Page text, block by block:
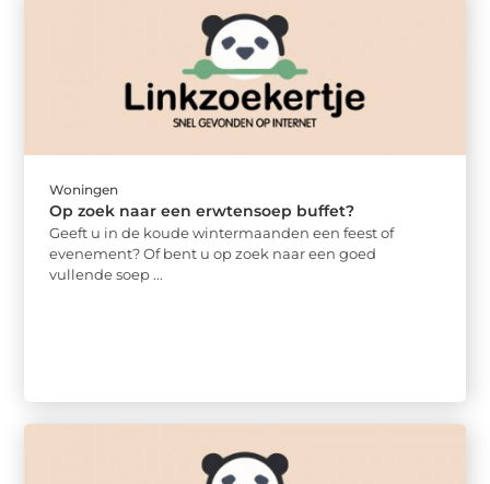
Woningen
Op zoek naar een erwtensoep buffet?
Geeft u in de koude wintermaanden een feest of
evenement? Of bent u op zoek naar een goed
vullende soep ...